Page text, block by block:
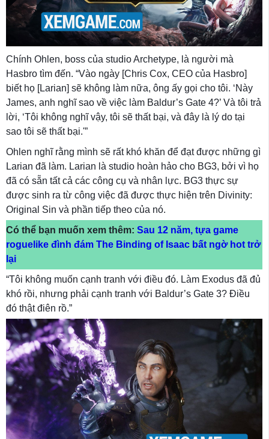
Chính Ohlen, boss của studio Archetype, là người mà
Hasbro tìm đến. “Vào ngày [Chris Cox, CEO của Hasbro]
biết họ [Larian] sẽ không làm nữa, ông ấy gọi cho tôi. ‘Này
James, anh nghĩ sao về việc làm Baldur’s Gate 4?’ Và tôi trả
lời, ‘Tôi không nghĩ vậy, tôi sẽ thất bại, và đây là lý do tại
sao tôi sẽ thất bại.'”
Ohlen nghĩ rằng mình sẽ rất khó khăn để đạt được những gì
Larian đã làm. Larian là studio hoàn hảo cho BG3, bởi vì họ
đã có sẵn tất cả các công cụ và nhân lực. BG3 thực sự
được sinh ra từ công việc đã được thực hiện trên Divinity:
Original Sin và phần tiếp theo của nó.
Có thể bạn muốn xem thêm: Sau 12 năm, tựa game
roguelike đình đám The Binding of Isaac bất ngờ hot trở
lại
“Tôi không muốn cạnh tranh với điều đó. Làm Exodus đã đủ
khó rồi, nhưng phải cạnh tranh với Baldur’s Gate 3? Điều
đó thật điên rồ.”